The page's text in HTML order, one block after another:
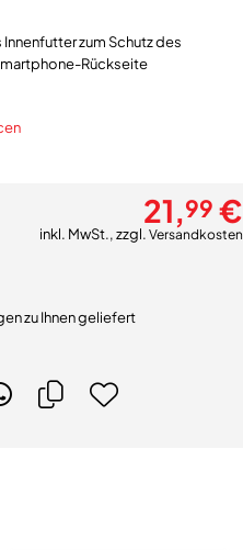
zum Schutz des
Rückseite
21,99 €
inkl. MwSt., zzgl. Versandkosten
zu Ihnen geliefert